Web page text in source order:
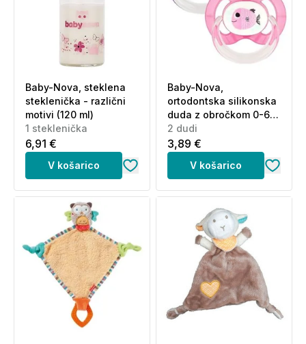
Baby-Nova, steklena
steklenička - različni
motivi (120 ml)
1 steklenička
6,91 €
V košarico
Baby-Nova,
ortodontska silikonska
duda z obročkom 0-6 m
(2 dudi)
2 dudi
3,89 €
V košarico